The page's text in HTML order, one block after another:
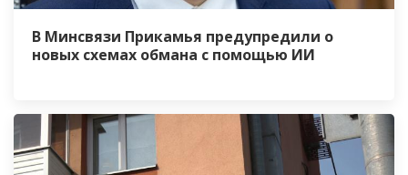
В Минсвязи Прикамья предупредили о
новых схемах обмана с помощью ИИ